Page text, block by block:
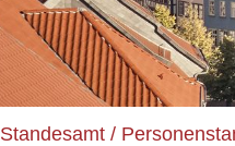
Standesamt /